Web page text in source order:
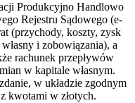
Produkcyjno Handlowo
Rejestru Sądowego (e-
(przychody, koszty, zysk
i zobowiązania), a
rachunek przepływów
w kapitale własnym.
w układzie zgodnym
kwotami w złotych.